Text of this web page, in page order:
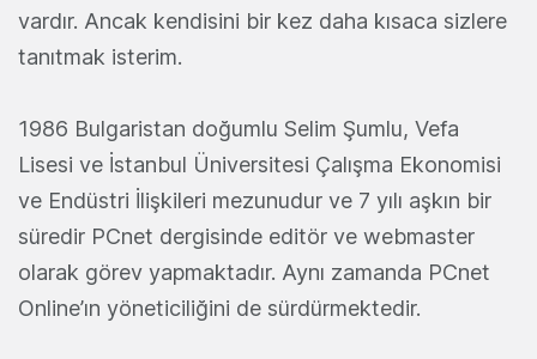
vardır. Ancak kendisini bir kez daha kısaca sizlere
tanıtmak isterim.
1986 Bulgaristan doğumlu Selim Şumlu, Vefa
Lisesi ve İstanbul Üniversitesi Çalışma Ekonomisi
ve Endüstri İlişkileri mezunudur ve 7 yılı aşkın bir
süredir PCnet dergisinde editör ve webmaster
olarak görev yapmaktadır. Aynı zamanda PCnet
Online’ın yöneticiliğini de sürdürmektedir.